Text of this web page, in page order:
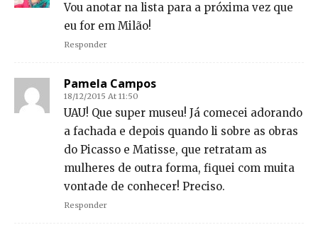
Vou anotar na lista para a próxima vez que
eu for em Milão!
Responder
Pamela Campos
18/12/2015 At 11:50
UAU! Que super museu! Já comecei adorando
a fachada e depois quando li sobre as obras
do Picasso e Matisse, que retratam as
mulheres de outra forma, fiquei com muita
vontade de conhecer! Preciso.
Responder